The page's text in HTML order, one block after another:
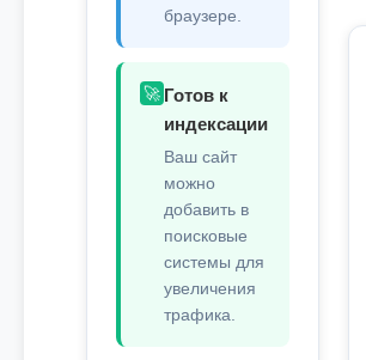
браузере.
🚀 Готов к
индексации
Ваш сайт
можно
добавить в
поисковые
системы для
увеличения
трафика.